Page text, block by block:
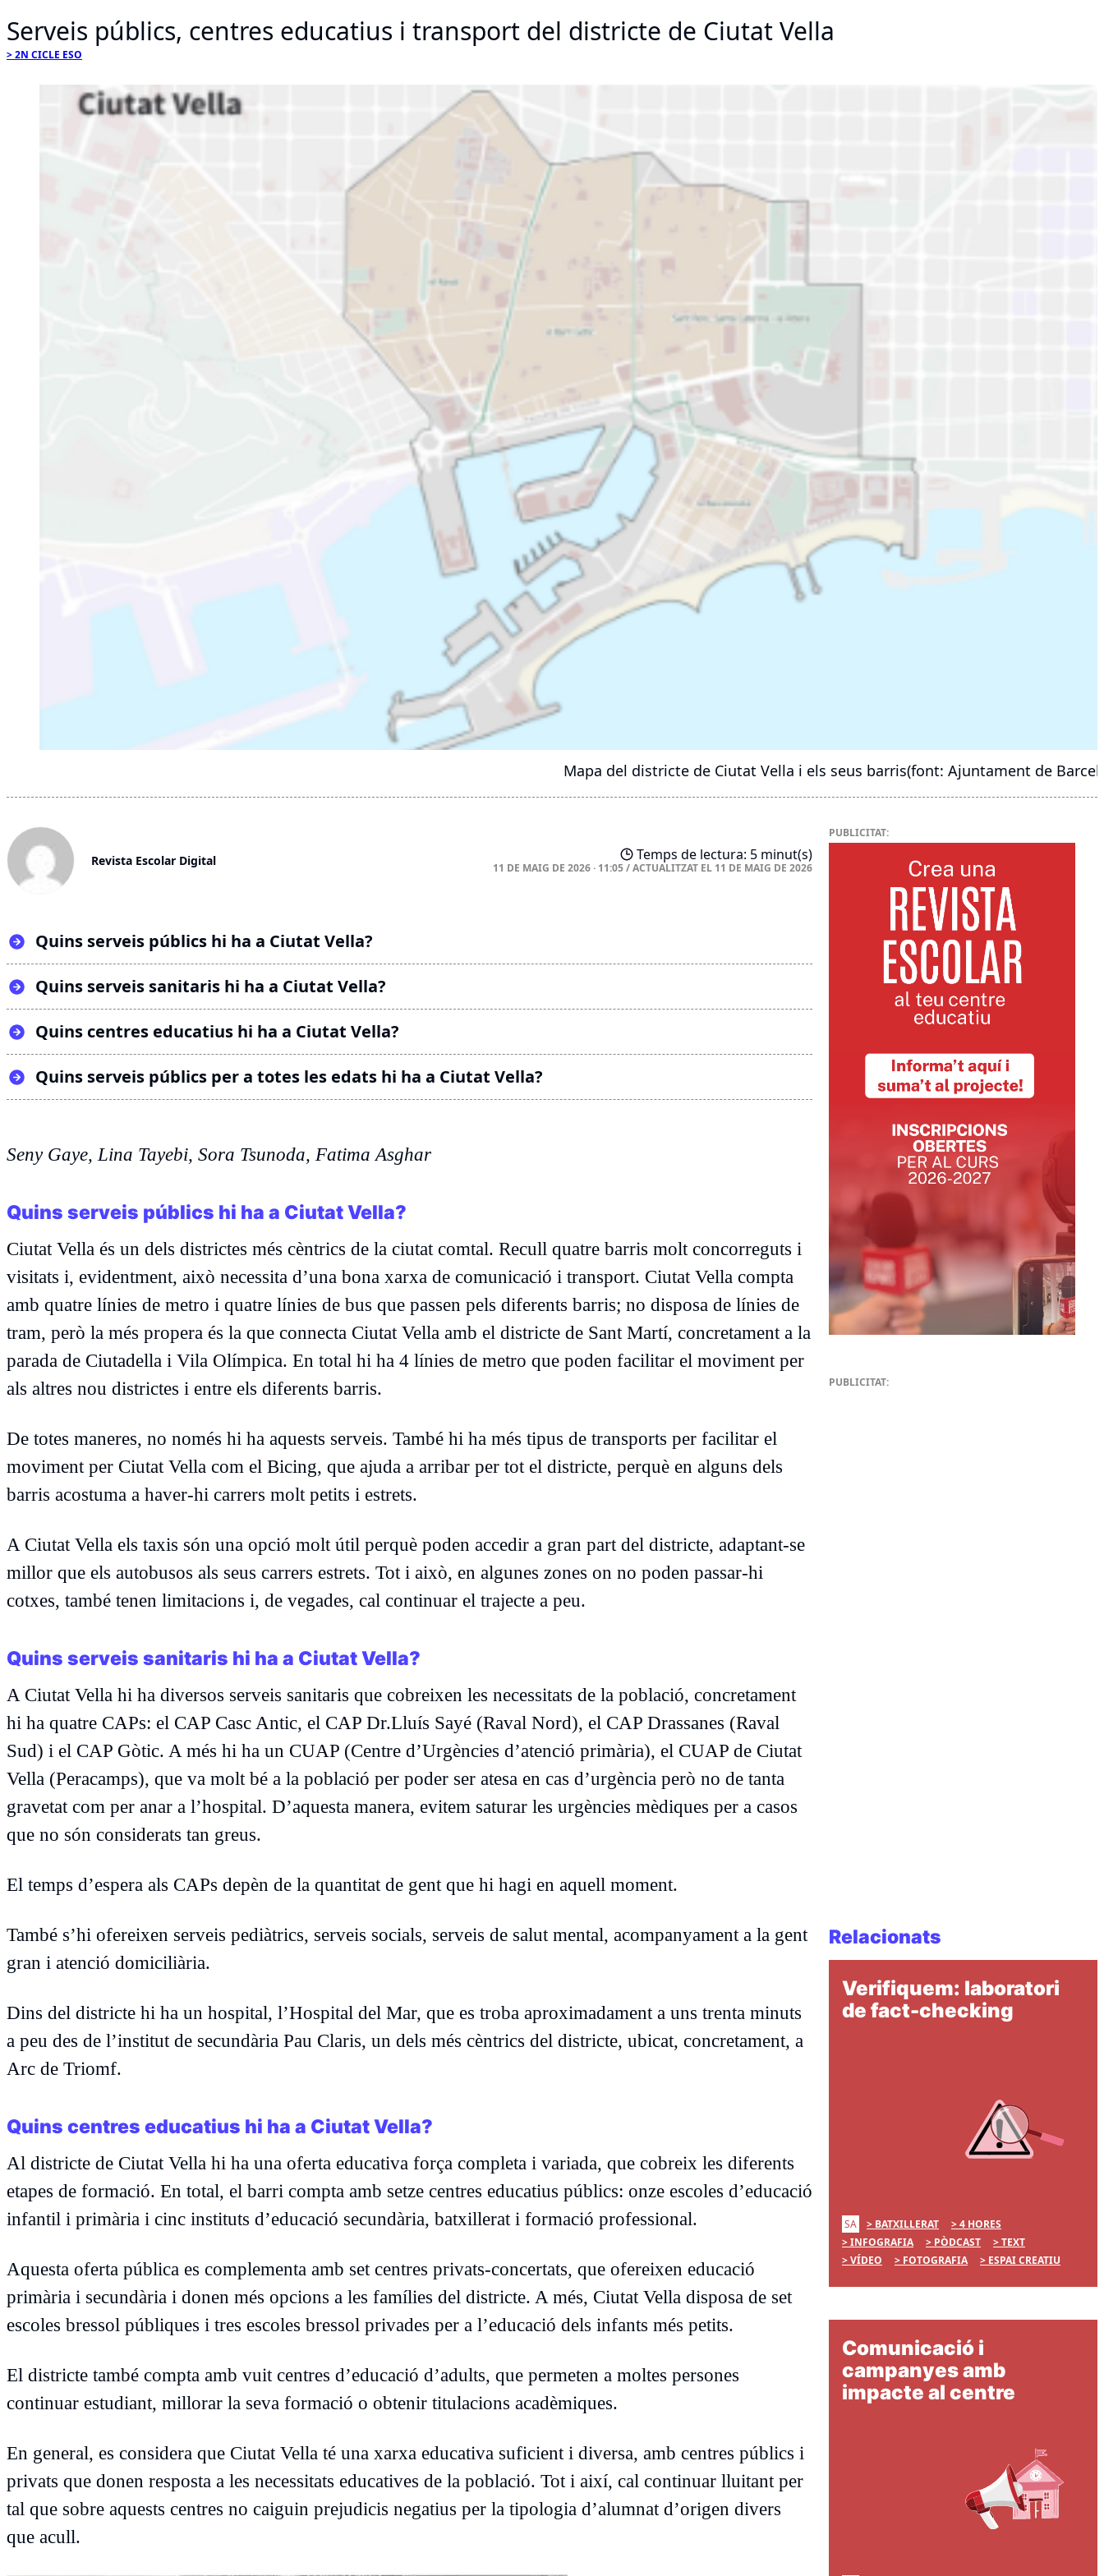
Serveis públics, centres educatius i transport del districte de Ciutat Vella
2N CICLE ESO
Mapa del districte de Ciutat Vella i els seus barris(font: Ajuntament de
Revista Escolar Digital Temps de lectura: 5 minut(s)
11 DE MAIG DE 2026 · 11:05/ACTUALITZAT EL 11 DE MAIG DE 2026
Quins serveis públics hi ha a Ciutat Vella?
Quins serveis sanitaris hi ha a Ciutat Vella?
Quins centres educatius hi ha a Ciutat Vella?
Quins serveis públics per a totes les edats hi ha a Ciutat Vella?
Seny Gaye, Lina Tayebi, Sora Tsunoda, Fatima Asghar
Quins serveis públics hi ha a Ciutat Vella?
Ciutat Vella és un dels districtes més cèntrics de la ciutat comtal. Recull quatre barris molt concorreguts i
visitats i, evidentment, això necessita d’una bona xarxa de comunicació i transport. Ciutat Vella compta
amb quatre línies de metro i quatre línies de bus que passen pels diferents barris; no disposa de línies de
tram, però la més propera és la que connecta Ciutat Vella amb el districte de Sant Martí, concretament a la
parada de Ciutadella i Vila Olímpica. En total hi ha 4 línies de metro que poden facilitar el moviment per
als altres nou districtes i entre els diferents barris.
De totes maneres, no només hi ha aquests serveis. També hi ha més tipus de transports per facilitar el
moviment per Ciutat Vella com el Bicing, que ajuda a arribar per tot el districte, perquè en alguns dels
barris acostuma a haver-hi carrers molt petits i estrets.
A Ciutat Vella els taxis són una opció molt útil perquè poden accedir a gran part del districte, adaptant-se
millor que els autobusos als seus carrers estrets. Tot i això, en algunes zones on no poden passar-hi
cotxes, també tenen limitacions i, de vegades, cal continuar el trajecte a peu.
Quins serveis sanitaris hi ha a Ciutat Vella?
A Ciutat Vella hi ha diversos serveis sanitaris que cobreixen les necessitats de la població, concretament
hi ha quatre CAPs: el CAP Casc Antic, el CAP Dr.Lluís Sayé (Raval Nord), el CAP Drassanes (Raval
Sud) i el CAP Gòtic. A més hi ha un CUAP (Centre d’Urgències d’atenció primària), el CUAP de Ciutat
Vella (Peracamps), que va molt bé a la població per poder ser atesa en cas d’urgència però no de tanta
gravetat com per anar a l’hospital. D’aquesta manera, evitem saturar les urgències mèdiques per a casos
que no són considerats tan greus.
El temps d’espera als CAPs depèn de la quantitat de gent que hi hagi en aquell moment.
També s’hi ofereixen serveis pediàtrics, serveis socials, serveis de salut mental, acompanyament a la gent
gran i atenció domiciliària.
Dins del districte hi ha un hospital, l’Hospital del Mar, que es troba aproximadament a uns trenta minuts
a peu des de l’institut de secundària Pau Claris, un dels més cèntrics del districte, ubicat, concretament, a
Arc de Triomf.
Quins centres educatius hi ha a Ciutat Vella?
Al districte de Ciutat Vella hi ha una oferta educativa força completa i variada, que cobreix les diferents
etapes de formació. En total, el barri compta amb setze centres educatius públics: onze escoles d’educació
infantil i primària i cinc instituts d’educació secundària, batxillerat i formació professional.
Aquesta oferta pública es complementa amb set centres privats-concertats, que ofereixen educació
primària i secundària i donen més opcions a les famílies del districte. A més, Ciutat Vella disposa de set
escoles bressol públiques i tres escoles bressol privades per a l’educació dels infants més petits.
El districte també compta amb vuit centres d’educació d’adults, que permeten a moltes persones
continuar estudiant, millorar la seva formació o obtenir titulacions acadèmiques.
En general, es considera que Ciutat Vella té una xarxa educativa suficient i diversa, amb centres públics i
privats que donen resposta a les necessitats educatives de la població. Tot i així, cal continuar lluitant per
tal que sobre aquests centres no caiguin prejudicis negatius per la tipologia d’alumnat d’origen divers
que acull.
PUBLICITAT:
PUBLICITAT:
Relacionats
Verifiquem: laboratori
de fact-checking
SA BATXILLERAT
4 HORES
INFOGRAFIA
PÒDCAST
TEXT
VÍDEO
FOTOGRAFIA ESPAI CREATIU
Comunicació i
campanyes amb
impacte al centre